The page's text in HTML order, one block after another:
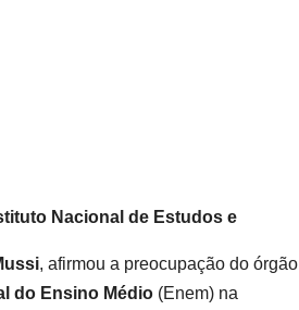
Nacional de Estudos e
, afirmou a preocupação do órgão
do Ensino Médio (Enem) na